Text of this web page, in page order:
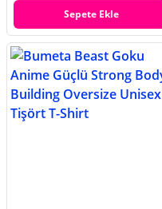
Sepete Ekle